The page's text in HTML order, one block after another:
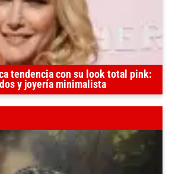
tendencia con su look total pink:
y joyería minimalista